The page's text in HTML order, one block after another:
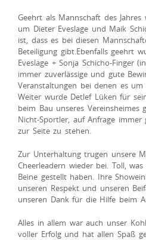
Geehrt als Mannschaft des
um Dieter Eveslage und Maik
ist, dass es bei diesen
Beteiligung gibt.Ebenfalls geehrt
Eveslage + Sonja Schicho-Finger
immer zuverlässige und gute
Veranstaltungen bei denen es um
Weiter wurde Detlef Lüken für
beim Bau unseres Vereinsheimes
Nicht-Sportler, auf Anfrage
zur Seite zu stehen.
Zur Unterhaltung trugen unsere
Cheerleadern wieder bei. Toll,
Beine gestellt haben. Ihre
unseren Respekt und unseren
unseren Dank für die Hilfe beim
Alles in allem war auch unser
voller Erfolg und hat allen Spaß